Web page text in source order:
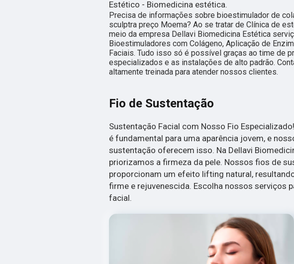
Estético - Biomedicina estética.
Precisa de informações sobre bioestimulador de
sculptra preço Moema? Ao se tratar de Clínica de
meio da empresa Dellavi Biomedicina Estética
Bioestimuladores com Colágeno, Aplicação de
Faciais. Tudo isso só é possível graças ao time de
especializados e as instalações de alto padrão.
altamente treinada para atender nossos clientes.
Fio de Sustentação
Sustentação Facial com Nosso Fio
é fundamental para uma aparência jovem, e
sustentação oferecem isso. Na Dellavi
priorizamos a firmeza da pele. Nossos fios de
proporcionam um efeito lifting natural,
firme e rejuvenescida. Escolha nossos serviços
facial.